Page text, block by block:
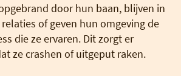
door hun baan, blijven in
of geven hun omgeving de
die ze ervaren. Dit zorgt er
ze crashen of uitgeput raken.